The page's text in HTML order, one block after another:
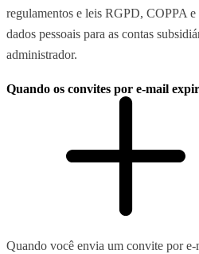
regulamentos e leis RGPD, COPPA
dados pessoais para as contas
administrador.
Quando os convites por e-mail
Quando você envia um convite por